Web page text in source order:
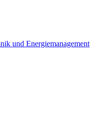
und Energiemanagement